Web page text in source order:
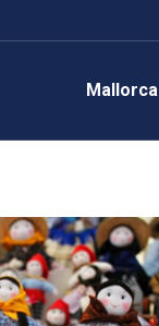
Mallorca